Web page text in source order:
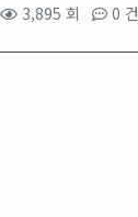
3,895 회 0 건